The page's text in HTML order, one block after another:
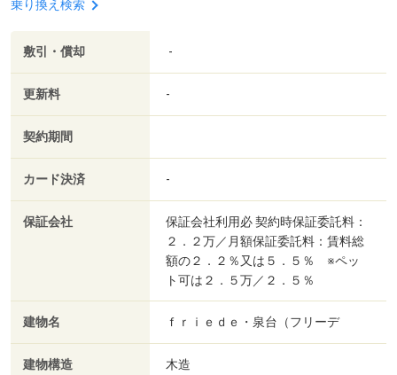
乗り換え検索
敷引・償却 -
更新料 -
契約期間
カード決済 -
保証会社
保証会社利用必 契約時保証委託料：
２．２万／月額保証委託料：賃料総
額の２．２％又は５．５％ ※ペッ
ト可は２．５万／２．５％
建物名 ｆｒｉｅｄｅ・泉台（フリーデ
建物構造 木造